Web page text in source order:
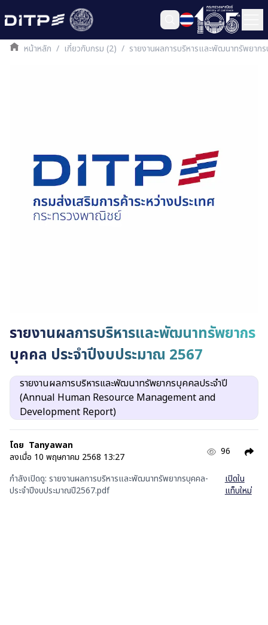
หน้าหลัก / เกี่ยวกับกรม (2) / รายงานผลการบริหารและพัฒนาทรัพยา
รายงานผลการบริหารและพัฒนาทรัพยากร
บุคคล ประจำปีงบประมาณ 2567
รายงานผลการบริหารและพัฒนาทรัพยากรบุคคลประจำปี
(Annual Human Resource Management and
Development Report)
โดย Tanyawan
ลงเมื่อ 10 พฤษภาคม 2568 13:27 96
กำลังเปิดดู: รายงานผลการบริหารและพัฒนาทรัพยากรบุคคล-
ประจำปีงบประมาณปี2567.pdf
เปิดใน
แท็บใหม่